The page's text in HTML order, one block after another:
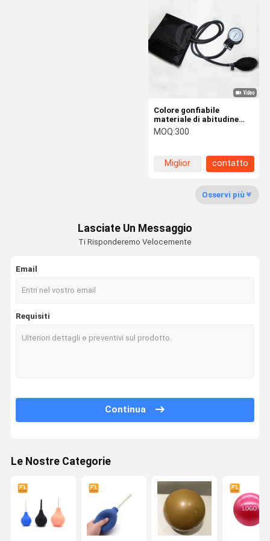
Lampadina della soffiatore dell'aria
Insieme foggiante a coppa di Hijama
Colore gonfiabile
materiale di abitudine
della metropolitana del
grado medico della
MOQ:300
Miglior
contatto
Osservi più
Lasciate Un Messaggio
Ti Risponderemo Velocemente
Email
Requisiti
Continua
Le Nostre Categorie